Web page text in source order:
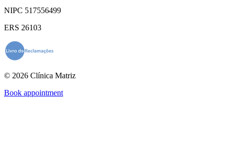
NIPC 517556499
ERS 26103
© 2026 Clínica Matriz
Book appointment